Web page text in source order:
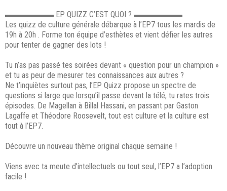
▬▬▬▬▬▬ EP QUIZZ C’EST QUOI ? ▬▬▬▬▬▬
Les quizz de culture générale débarque à l’EP7 tous les mardis de
19h à 20h . Forme ton équipe d’esthètes et vient défier les autres
pour tenter de gagner des lots !
Tu n’as pas passé tes soirées devant « question pour un champion »
et tu as peur de mesurer tes connaissances aux autres ?
Ne t’inquiètes surtout pas, l’EP Quizz propose un spectre de
questions si large que lorsqu’il passe devant la télé, tu rates trois
épisodes. De Magellan à Billal Hassani, en passant par Gaston
Lagaffe et Théodore Roosevelt, tout est culture et la culture est
tout à l’EP7.
Découvre un nouveau thème original chaque semaine !
Viens avec ta meute d’intellectuels ou tout seul, l’EP7 a l’adoption
facile !